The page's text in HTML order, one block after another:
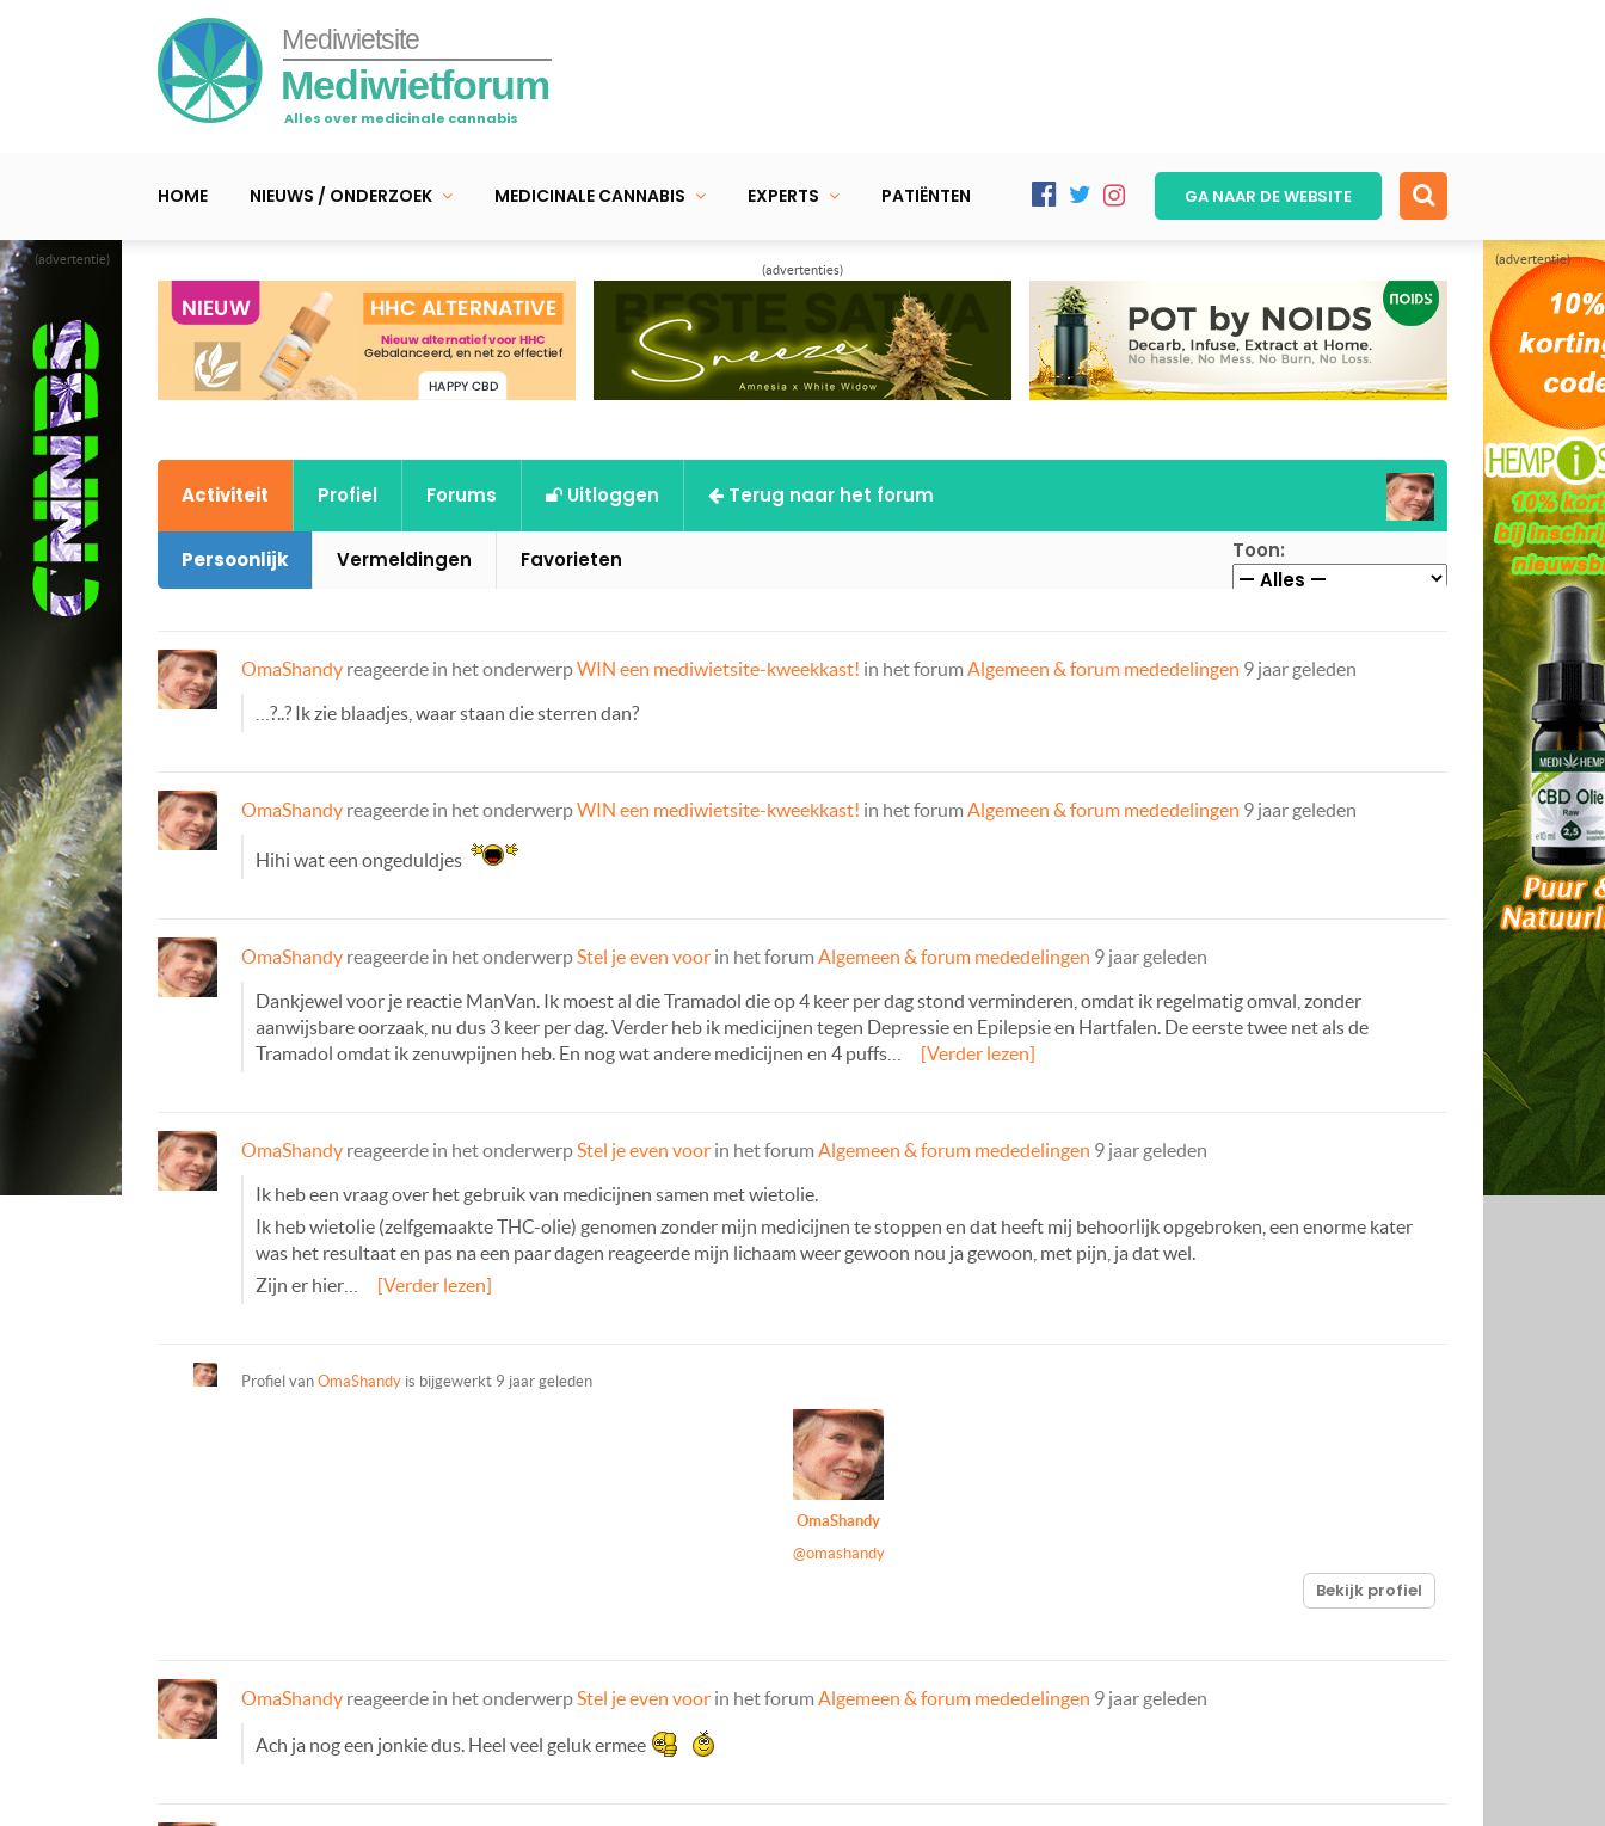
(advertentie) (advertentie)
Mediwietsite
Mediwietforum
Alles over medicinale cannabis
HOME NIEUWS / ONDERZOEK MEDICINALE CANNABIS EXPERTS PATIËNTEN GA NAAR DEWEBSITE
(advertenties)
Activiteit Profiel Forums Uitloggen Terug naar het forum
Persoonlijk Vermeldingen Favorieten Toon:
OmaShandy reageerde in het onderwerpWIN een mediwietsite-kweekkast! in het forum Algemeen & forum mededelingen 9 jaar geleden
…?..? Ik zie blaadjes, waar staan die sterren dan?
OmaShandy reageerde in het onderwerpWIN een mediwietsite-kweekkast! in het forum Algemeen & forum mededelingen 9 jaar geleden
Hihi wat een ongeduldjes
OmaShandy reageerde in het onderwerp Stel je even voor in het forum Algemeen & forum mededelingen 9 jaar geleden
Dankjewel voor je reactie ManVan. Ik moest al die Tramadol die op 4 keer per dag stond verminderen, omdat ik regelmatig omval, zonder
aanwijsbare oorzaak, nu dus 3 keer per dag. Verder heb ik medicijnen tegen Depressie en Epilepsie en Hartfalen. De eerste twee net als de
Tramadol omdat ik zenuwpijnen heb. En nog wat andere medicijnen en 4 puffs…
[Verder lezen]
OmaShandy reageerde in het onderwerp Stel je even voor in het forum Algemeen & forum mededelingen 9 jaar geleden
Ik heb een vraag over het gebruik van medicijnen samen met wietolie.
Ik heb wietolie (zelfgemaakte THC-olie) genomen zonder mijn medicijnen te stoppen en dat heeft mij behoorlijk opgebroken, een enorme kater
was het resultaat en pas na een paar dagen reageerde mijn lichaam weer gewoon nou ja gewoon, met pijn, ja dat wel.
Zijn er hier…
[Verder lezen]
Profiel van OmaShandy is bijgewerkt 9 jaar geleden
OmaShandy
@omashandy
Bekijk profiel
OmaShandy reageerde in het onderwerp Stel je even voor in het forum Algemeen & forum mededelingen 9 jaar geleden
Ach ja nog een jonkie dus. Heel veel geluk ermee